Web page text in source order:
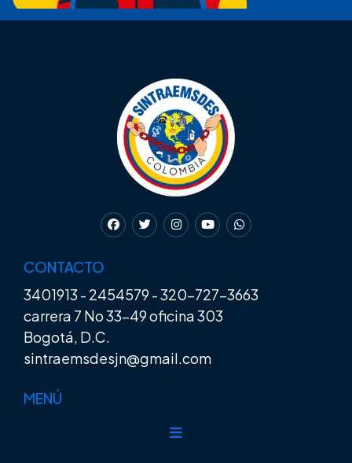
CONTACTO
3401913 - 2454579 -320-727-3663
carrera 7 No 33-49 oficina 303
Bogotá, D.C.
sintraemsdesjn@gmail.com
MENÚ